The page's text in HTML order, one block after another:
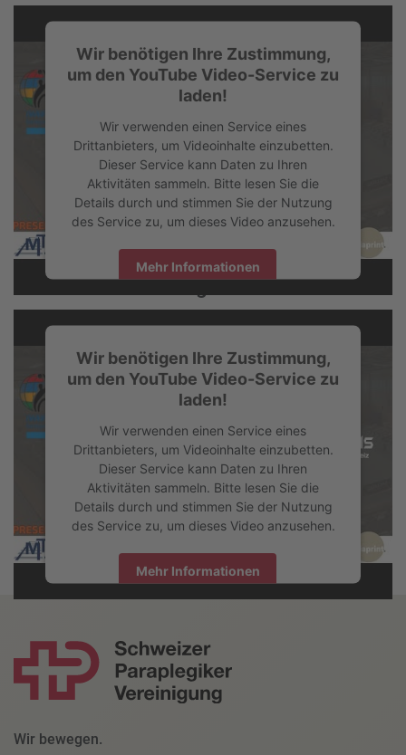
Akzeptieren
powered byUsercentrics Consent Management Platform
Wir benötigen Ihre Zustimmung,
um den YouTube Video-Service zu
laden!
Wir verwenden einen Service eines
Drittanbieters, um Videoinhalte einzubetten.
Dieser Service kann Daten zu Ihren
Aktivitäten sammeln. Bitte lesen Sie die
Details durch und stimmen Sie der Nutzung
des Service zu, um dieses Video anzusehen.
Mehr Informationen
Akzeptieren
powered byUsercentrics Consent Management Platform
Spiel 4 | Hannover United vs Pilatus
Dragons
Wir benötigen Ihre Zustimmung,
um den YouTube Video-Service zu
laden!
Wir verwenden einen Service eines
Drittanbieters, um Videoinhalte einzubetten.
Dieser Service kann Daten zu Ihren
Aktivitäten sammeln. Bitte lesen Sie die
Details durch und stimmen Sie der Nutzung
des Service zu, um dieses Video anzusehen.
Mehr Informationen
powered by
Wir bewegen.